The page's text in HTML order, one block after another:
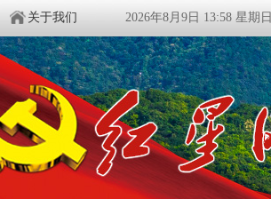
关于我们 2026年8月9日 13:58 星期日